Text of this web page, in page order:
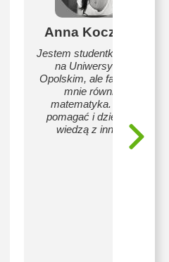
Anna Koczergo
Jestem studentką biologii
na Uniwersytecie
Opolskim, ale fascynuje
mnie również
matematyka. Chcę
pomagać i dzielić się
wiedzą z innymi.